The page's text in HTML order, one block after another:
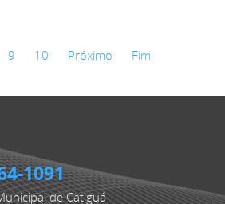
9 10 Próximo Fim
1091
de Catiguá